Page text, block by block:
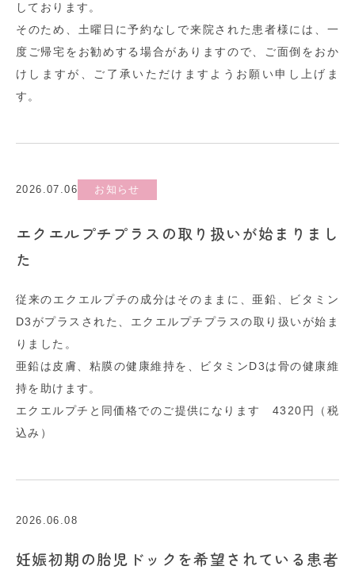
しております。
そのため、土曜日に予約なしで来院された患者様には、一
度ご帰宅をお勧めする場合がありますので、ご面倒をおか
けしますが、ご了承いただけますようお願い申し上げま
す。
2026.07.06 お知らせ
エクエルプチプラスの取り扱いが始まりまし
た
従来のエクエルプチの成分はそのままに、亜鉛、ビタミン
D3がプラスされた、エクエルプチプラスの取り扱いが始ま
りました。
亜鉛は皮膚、粘膜の健康維持を、ビタミンD3は骨の健康維
持を助けます。
エクエルプチと同価格でのご提供になります 4320円（税
込み）
2026.06.08
妊娠初期の胎児ドックを希望されている患者